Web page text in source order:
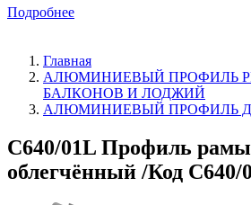
Подробнее
Главная
АЛЮМИНИЕВЫЙ ПРОФИЛЬ
БАЛКОНОВ И ЛОДЖИЙ
АЛЮМИНИЕВЫЙ ПРОФИЛЬ
C640/01L Профиль
облегчённый /Код C640/